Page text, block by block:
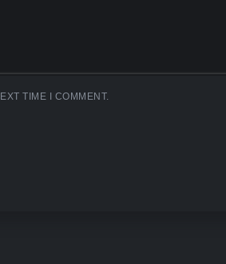
TIME I COMMENT.